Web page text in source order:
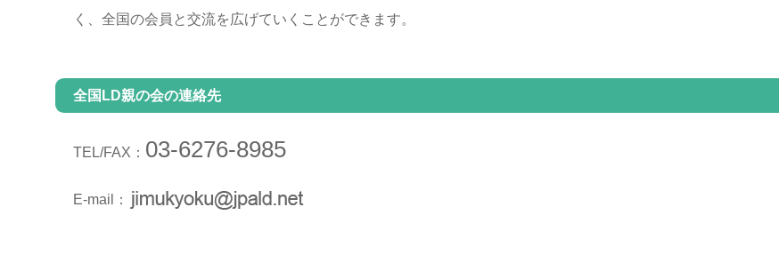
く、全国の会員と交流を広げていくことができます。
全国LD親の会の連絡先
TEL/FAX： 03-6276-8985
E-mail：